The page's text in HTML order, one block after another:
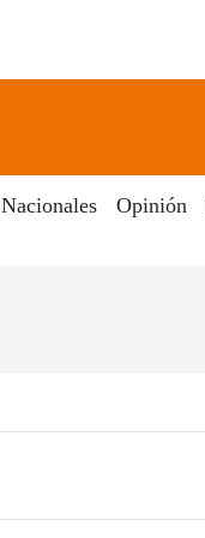
Nacionales Opinión